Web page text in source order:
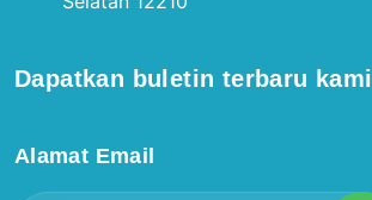
Dapatkan buletin terbaru kami
Alamat Email